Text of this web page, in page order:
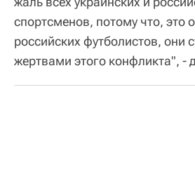
спортсменов, потому что, это
российских футболистов, они
жертвами этого конфликта", -